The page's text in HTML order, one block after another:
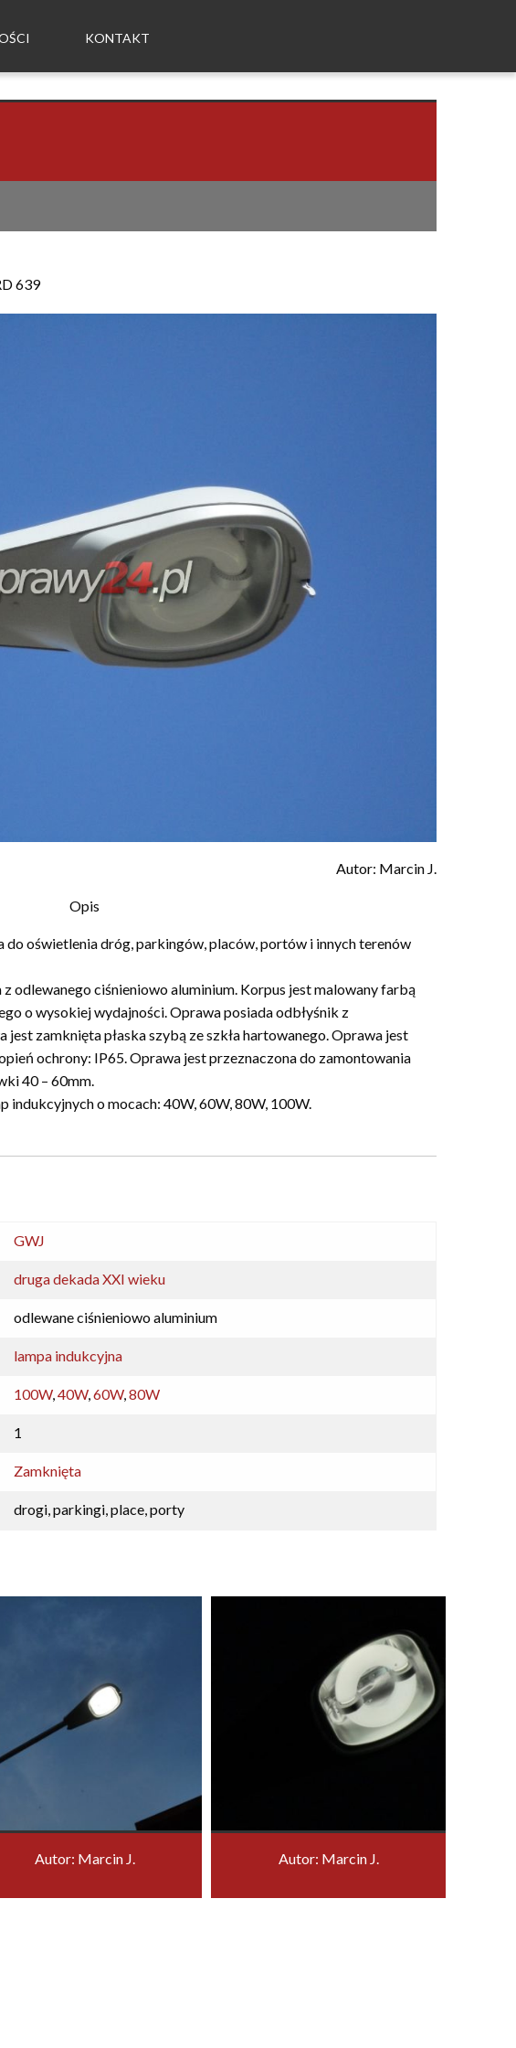
KONTAKT
639
Autor: Marcin J.
Opis
do oświetlenia dróg, parkingów, placów, portów i innych terenów
odlewanego ciśnieniowo aluminium. Korpus jest malowany farbą
o wysokiej wydajności. Oprawa posiada odbłyśnik z
zamknięta płaska szybą ze szkła hartowanego. Oprawa jest
ochrony: IP65. Oprawa jest przeznaczona do zamontowania
40 – 60mm.
indukcyjnych o mocach: 40W, 60W, 80W, 100W.
GWJ
druga dekada XXI wieku
odlewane ciśnieniowo aluminium
lampa indukcyjna
100W, 40W, 60W, 80W
1
Zamknięta
drogi, parkingi, place, porty
Autor: Marcin J. Autor: Marcin J.